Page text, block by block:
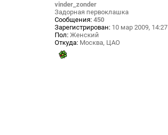
vinder_zonder
Задорная первоклашка
Сообщения: 450
Зарегистрирован: 10 мар 2009, 14:27
Пол: Женский
Откуда: Москва, ЦАО